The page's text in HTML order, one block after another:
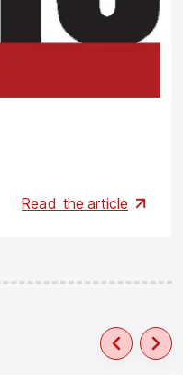
Read the article